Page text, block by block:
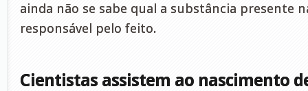
ainda não se sabe qual a substância presente
responsável pelo feito.
Cientistas assistem ao nascimento